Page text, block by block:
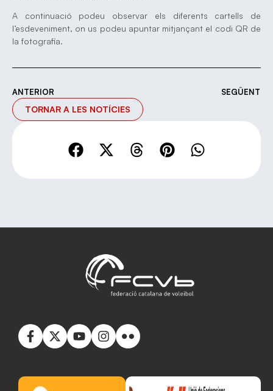
A continuació podeu observar els diferents cartells de
l’esdeveniment, on us podeu apuntar mitjançant el codi QR de
la fotografia.
ANTERIOR SEGÜENT
TORNAR A LES NOTÍCIES